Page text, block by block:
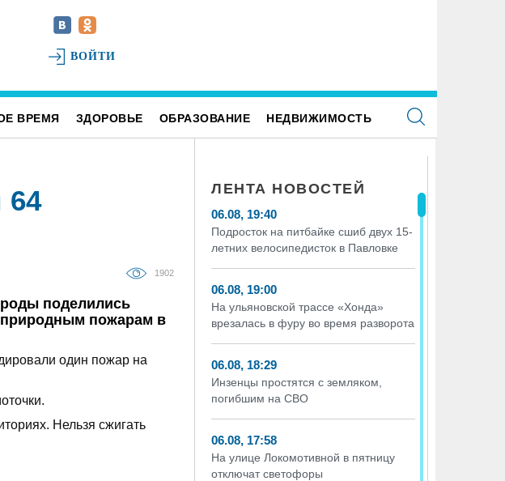
ВОЙТИ
ВРЕМЯ ЗДОРОВЬЕ ОБРАЗОВАНИЕ НЕДВИЖИМОСТЬ
64
1902
поделились
пожарам в
один пожар на
Нельзя сжигать
ЛЕНТА НОВОСТЕЙ
06.08, 19:40
Подросток на питбайке сшиб двух 15-
летних велосипедисток в Павловке
06.08, 19:00
На ульяновской трассе «Хонда»
врезалась в фуру во время разворота
06.08, 18:29
Инзенцы простятся с земляком,
погибшим на СВО
06.08, 17:58
На улице Локомотивной в пятницу
отключат светофоры